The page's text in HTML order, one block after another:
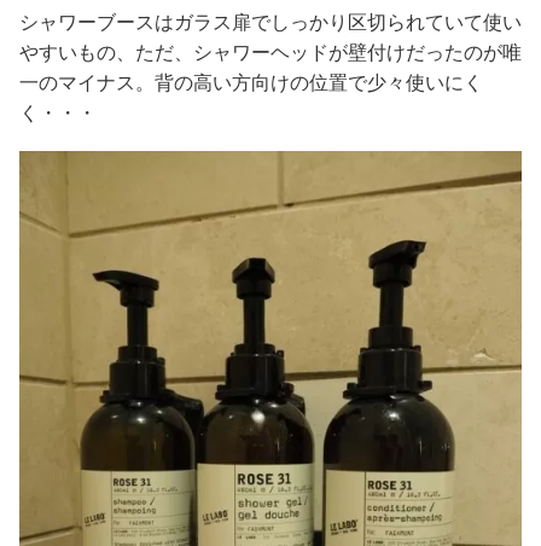
シャワーブースはガラス扉でしっかり区切られていて使い
やすいもの、ただ、シャワーヘッドが壁付けだったのが唯
一のマイナス。背の高い方向けの位置で少々使いにく
く・・・